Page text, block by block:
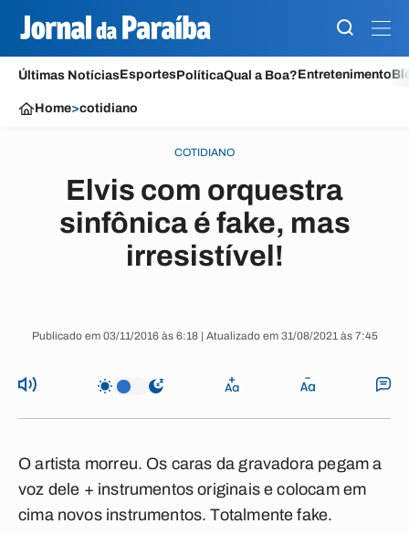
Últimas NotíciasEsportesPolíticaQual a Boa?Entretenimento
Home>cotidiano
COTIDIANO
Elvis com orquestra
sinfônica é fake, mas
irresistível!
Publicado em 03/11/2016 às 6:18 | Atualizado em 31/08/2021 às 7:45
O artista morreu. Os caras da gravadora pegam a
voz dele + instrumentos originais e colocam em
cima novos instrumentos. Totalmente fake.